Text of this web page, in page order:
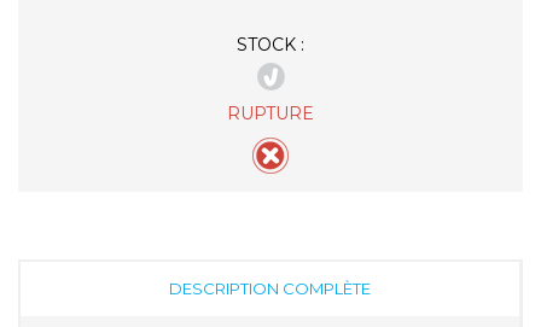
STOCK :
RUPTURE
DESCRIPTION COMPLÈTE